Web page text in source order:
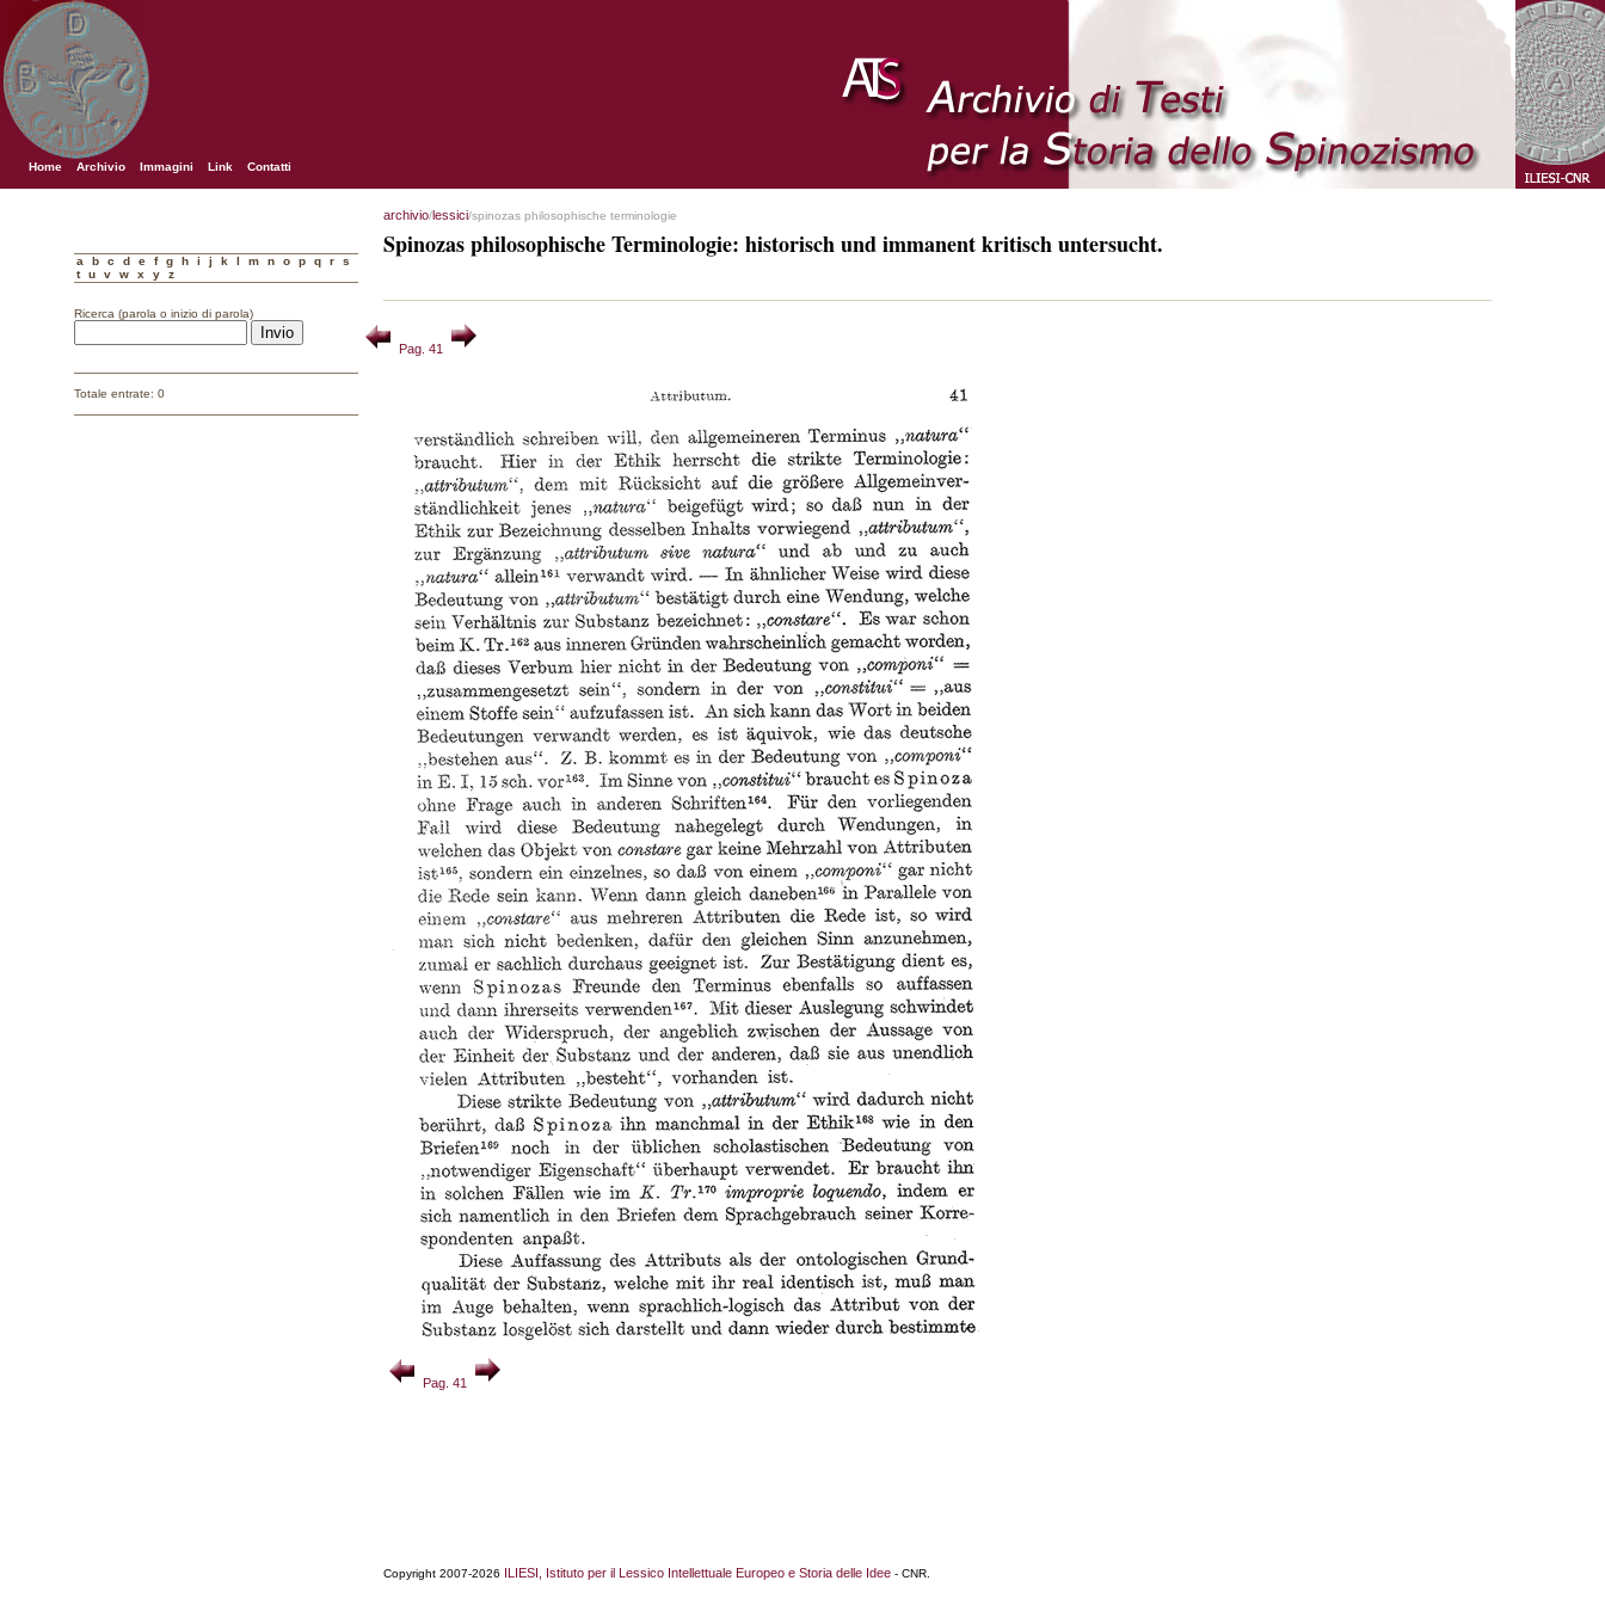
Home Archivio Immagini Link Contatti
a b c d e f g h i j k l m n o p q r
s
t
u v w x y z
Ricerca (parola o inizio di parola)
Totale entrate: 0
archivio/lessici/spinozas philosophische terminologie
Spinozas philosophische Terminologie: historisch und immanent kritisch untersucht.
Pag. 41
Pag. 41
Copyright 2007-2026 ILIESI, Istituto per il Lessico Intellettuale Europeo e Storia delle Idee - CNR.